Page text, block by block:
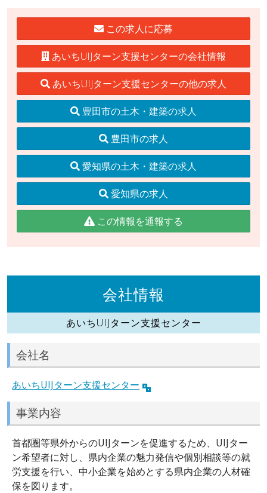
この求人に応募
あいちUIJターン支援センターの会社情報
あいちUIJターン支援センターの他の求人
豊田市の土木・建築の求人
豊田市の求人
愛知県の土木・建築の求人
愛知県の求人
この情報を通報する
会社情報
あいちUIJターン支援センター
会社名
あいちUIJターン支援センター
事業内容
首都圏等県外からのUIJターンを促進するため、UIJター
ン希望者に対し、県内企業の魅力発信や個別相談等の就
労支援を行い、中小企業を始めとする県内企業の人材確
保を図ります。